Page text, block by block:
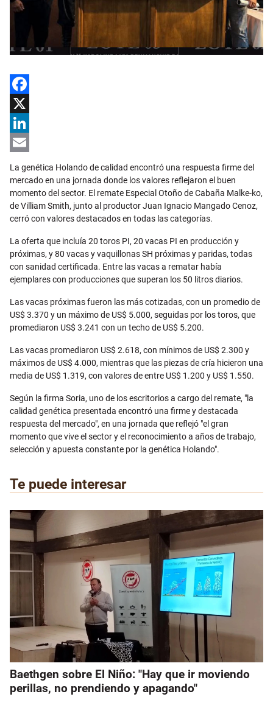
Facebook
X
LinkedIn
Email
La genética Holando de calidad encontró una respuesta firme del
mercado en una jornada donde los valores reflejaron el buen
momento del sector. El remate Especial Otoño de Cabaña Malke-ko,
de Villiam Smith, junto al productor Juan Ignacio Mangado Cenoz,
cerró con valores destacados en todas las categorías.
La oferta que incluía 20 toros PI, 20 vacas PI en producción y
próximas, y 80 vacas y vaquillonas SH próximas y paridas, todas
con sanidad certificada. Entre las vacas a rematar había
ejemplares con producciones que superan los 50 litros diarios.
Las vacas próximas fueron las más cotizadas, con un promedio de
US$ 3.370 y un máximo de US$ 5.000, seguidas por los toros, que
promediaron US$ 3.241 con un techo de US$ 5.200.
Las vacas promediaron US$ 2.618, con mínimos de US$ 2.300 y
máximos de US$ 4.000, mientras que las piezas de cría hicieron una
media de US$ 1.319, con valores de entre US$ 1.200 y US$ 1.550.
Según la firma Soria, uno de los escritorios a cargo del remate, "la
calidad genética presentada encontró una firme y destacada
respuesta del mercado", en una jornada que reflejó "el gran
momento que vive el sector y el reconocimiento a años de trabajo,
selección y apuesta constante por la genética Holando".
Te puede interesar
Baethgen sobre El Niño: "Hay que ir moviendo
perillas, no prendiendo y apagando"